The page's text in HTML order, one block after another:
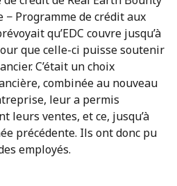
− Programme de crédit aux
qu’EDC couvre jusqu’à
que celle-ci puisse soutenir
C’était un choix
combinée au nouveau
leur a permis
leurs ventes, et ce, jusqu’à
précédente. Ils ont donc pu
employés.